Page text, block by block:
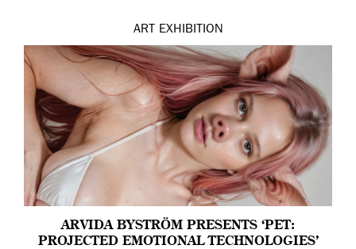
ART EXHIBITION
ARVIDA BYSTRÖM PRESENTS ‘PET:
PROJECTED EMOTIONAL TECHNOLOGIES’